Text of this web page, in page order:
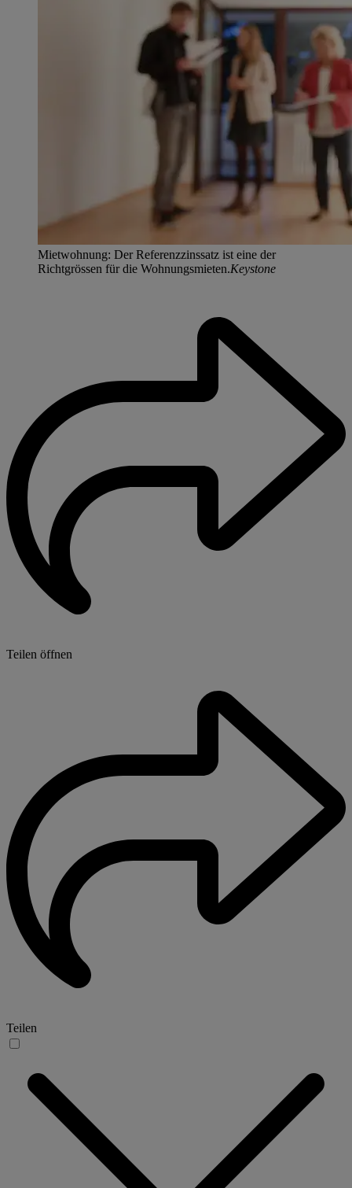
Mietwohnung: Der Referenzzinssatz ist eine der
Richtgrössen für die Wohnungsmieten.Keystone
Teilen öffnen
Teilen